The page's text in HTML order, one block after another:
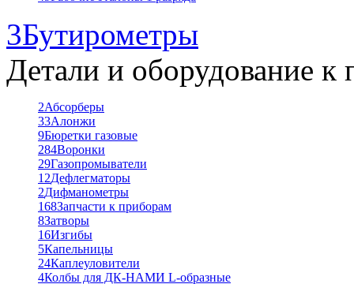
3Бутирометры
Детали и оборудование к
2Абсорберы
33Алонжи
9Бюретки газовые
284Воронки
29Газопромыватели
12Дефлегматоры
2Дифманометры
168Запчасти к приборам
8Затворы
16Изгибы
5Капельницы
24Каплеуловители
4Колбы для ДК-НАМИ L-образные